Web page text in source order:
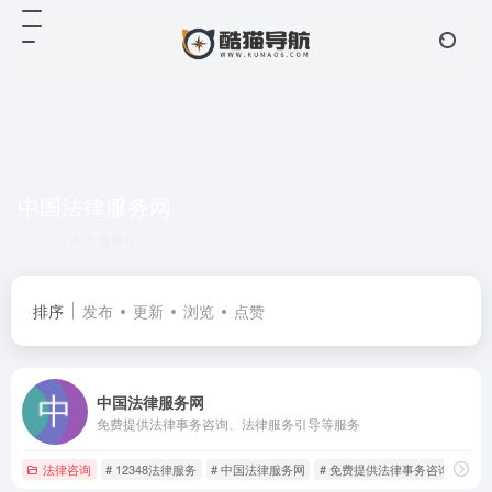
排序 发布 更新 浏览 点赞
中国法律服务网
免费提供法律事务咨询、法律服务引导等服务
法律咨询 # 12348法律服务 # 中国法律服务网 # 免费提供法律事务咨询